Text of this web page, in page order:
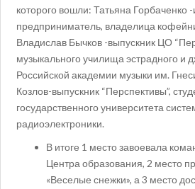
которого вошли: Татьяна Горбаченко
предприниматель, владелица
Владислав Бычков -выпускник ЦО
музыкального училища эстрадного и
Российской академии музыки им.
Козлов-выпускник “Перспективы”,
государственного университета
радиоэлектроники.
В итоге 1 место завоевала
Центра образования, 2 место
«Веселые снежки», а 3 место